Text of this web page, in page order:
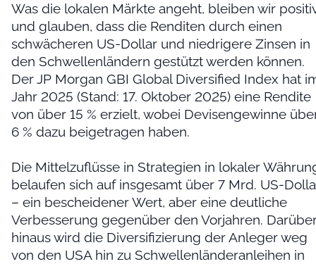
Was die lokalen Märkte angeht, bleiben wir
und glauben, dass die Renditen durch einen
schwächeren US-Dollar und niedrigere Zinsen in
den Schwellenländern gestützt werden können.
Der JP Morgan GBI Global Diversified Index hat
Jahr 2025 (Stand: 17. Oktober 2025) eine Rendite
von über 15 % erzielt, wobei Devisengewinne
6 % dazu beigetragen haben.
Die Mittelzuflüsse in Strategien in lokaler
belaufen sich auf insgesamt über 7 Mrd. US-
– ein bescheidener Wert, aber eine deutliche
Verbesserung gegenüber den Vorjahren.
hinaus wird die Diversifizierung der Anleger weg
von den USA hin zu Schwellenländeranleihen in